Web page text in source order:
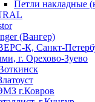
Петли накладные
(Вангер)
К, Санкт-
г. Орехово-Зуево
г.Ковров